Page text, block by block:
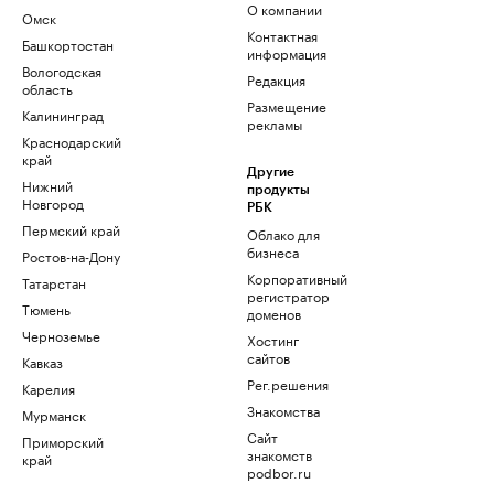
Омск
Башкортостан
Вологодская
область
Калининград
Краснодарский
край
Нижний
Новгород
Пермский край
Ростов-на-Дону
Татарстан
Тюмень
Черноземье
Кавказ
Карелия
Мурманск
Приморский
край
О компании
Контактная
информация
Редакция
Размещение
рекламы
Другие
продукты
РБК
Облако для
бизнеса
Корпоративный
регистратор
доменов
Хостинг
сайтов
Рег.решения
Знакомства
Сайт
знакомств
podbor.ru